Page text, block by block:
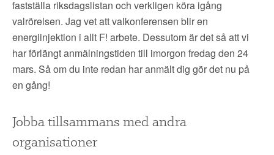
fastställa riksdagslistan och verkligen köra igång
valrörelsen. Jag vet att valkonferensen blir en
energiinjektion i allt F! arbete. Dessutom är det så att vi
har förlängt anmälningstiden till imorgon fredag den 24
mars. Så om du inte redan har anmält dig gör det nu på
en gång!
Jobba tillsammans med andra
organisationer